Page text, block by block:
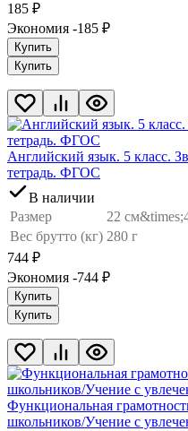
185 ₽
Экономия -185 ₽
Купить
Купить
Английский язык. 5 класс.
тетрадь. ФГОС
В наличии
Размер
22
Вес брутто (кг) 280 г
744 ₽
Экономия -744 ₽
Купить
Купить
Функциональная
школьников/Учение с